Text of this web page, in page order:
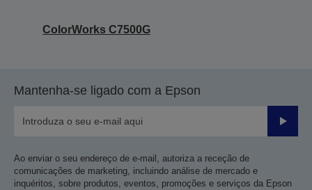
ColorWorks C7500G
Mantenha-se ligado com a Epson
Enviar
Ao enviar o seu endereço de e-mail, autoriza a receção de
comunicações de marketing, incluindo análise de mercado e
inquéritos, sobre produtos, eventos, promoções e serviços da Epson